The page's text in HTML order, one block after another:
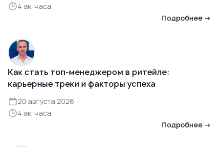
4 ак. часа
Подробнее →
Как стать топ-менеджером в ритейле:
карьерные треки и факторы успеха
20 августа 2026
4 ак. часа
Подробнее →